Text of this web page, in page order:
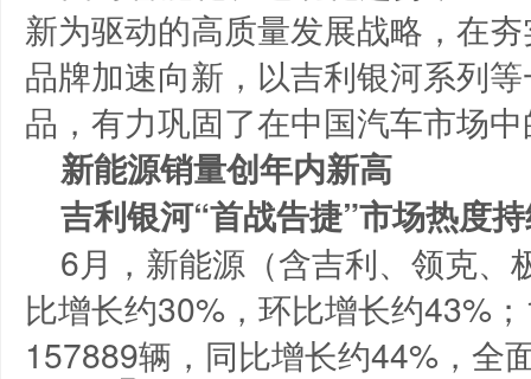
新为驱动的高质量发展战略，在
品牌加速向新，以吉利银河系列
品，有力巩固了在中国汽车市场
新能源销量创年内新高
吉利银河“首战告捷”市场热度
6月，新能源（含吉利、领克
比增长约30%，环比增长约43%
157889辆，同比增长约44%，全